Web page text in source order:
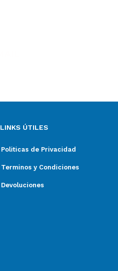
LINKS ÚTILES
Politicas de Privacidad
Terminos y Condiciones
Devoluciones